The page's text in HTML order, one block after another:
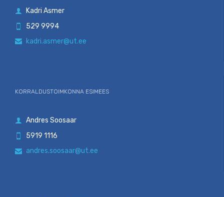
 Kadri Asmer
 529 9994
 kadri.asmer@ut.ee
KORRALDUSTOIMKONNA ESIMEES
 Andres Soosaar
5919 1116
 andres.soosaar@ut.ee